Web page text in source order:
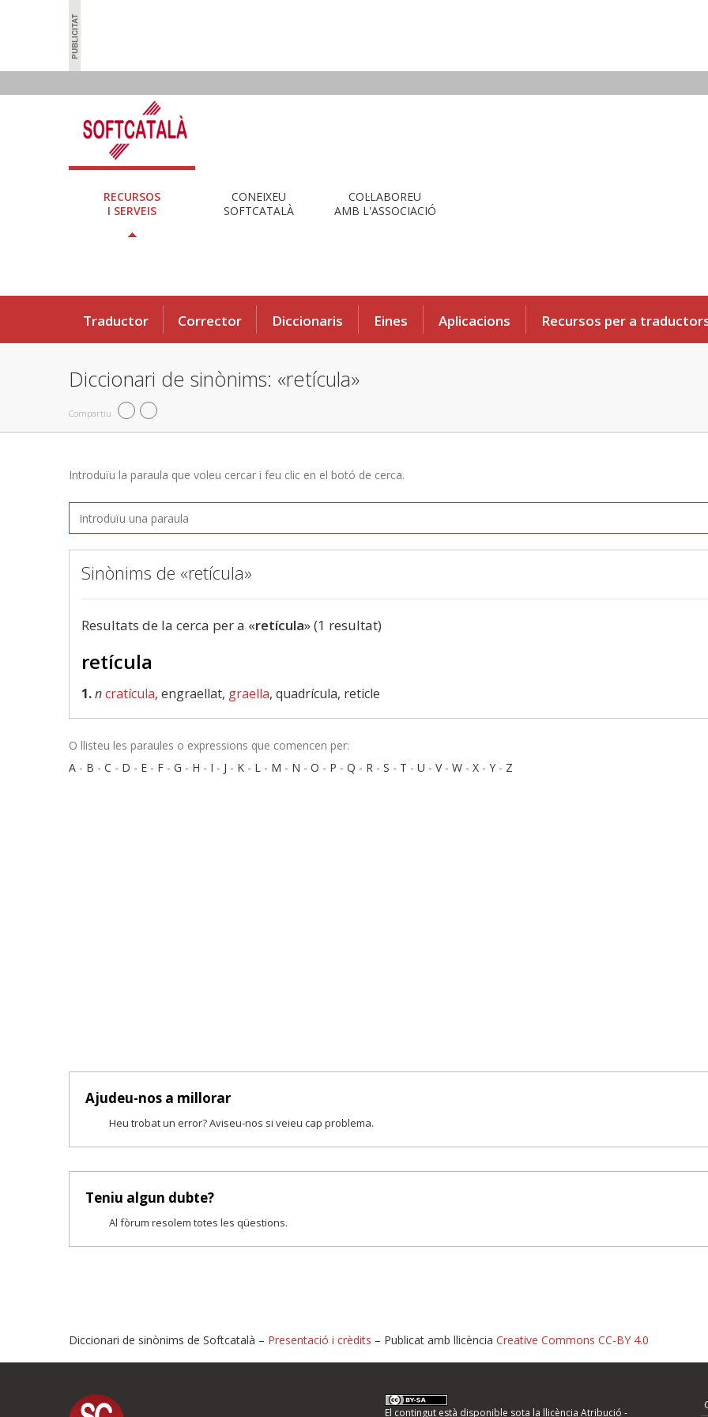
RECURSOS
I SERVEIS
CONEIXEU
SOFTCATALÀ
COL·LABOREU
AMB L'ASSOCIACIÓ
Traductor Corrector Diccionaris Eines Aplicacions Recursos per a
Diccionari de sinònims: «retícula»
Compartiu
Introduïu la paraula que voleu cercar i feu clic en el botó de cerca.
Sinònims de «retícula»
Resultats de la cerca per a «retícula» (1 resultat)
retícula
1.ncratícula, engraellat, graella, quadrícula, reticle
O llisteu les paraules o expressions que comencen per:
A - B - C - D - E - F - G - H - I - J - K - L - M - N - O - P - Q - R - S - T - U - V- W - X - Y - Z
Ajudeu-nos a millorar
Heu trobat un error? Aviseu-nos si veieu cap problema.
Teniu algun dubte?
Al fòrum resolem totes les qüestions.
Proposeu-nos millores o informeu d'errors
Diccionari de sinònims de Softcatalà – Presentació i crèdits – Publicat amb llicència Creative Commons CC-BY 4.0
El contingut està disponible sota la llicència Atribució -